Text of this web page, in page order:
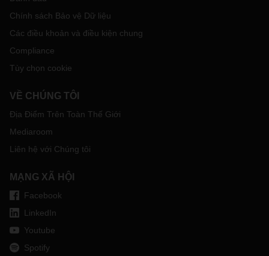
Chính sách Bảo vệ Dữ liệu
Các điều khoản và điều kiện chung
Compliance
Tùy chọn cookie
VỀ CHÚNG TÔI
Địa Điểm Trên Toàn Thế Giới
Mediaroom
Liên hệ với Chúng tôi
MẠNG XÃ HỘI
Facebook
LinkedIn
Youtube
Spotify